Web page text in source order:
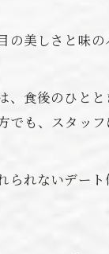
美しさと味
、食後のひと
でも、スタッ
られないデー